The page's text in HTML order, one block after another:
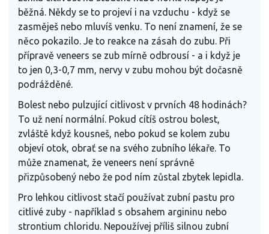
běžná. Někdy se to projeví i na vzduchu - když se
zasměješ nebo mluvíš venku. To není znamení, že se
něco pokazilo. Je to reakce na zásah do zubu. Při
přípravě veneers se zub mírně odbrousí - a i když je
to jen 0,3-0,7 mm, nervy v zubu mohou být dočasně
podrážděné.
Bolest nebo pulzující citlivost v prvních 48 hodinách?
To už není normální. Pokud cítíš ostrou bolest,
zvláště když kousneš, nebo pokud se kolem zubu
objeví otok, obrať se na svého zubního lékaře. To
může znamenat, že veneers není správně
přizpůsobený nebo že pod ním zůstal zbytek lepidla.
Pro lehkou citlivost stačí používat zubní pastu pro
citlivé zuby - například s obsahem argininu nebo
strontium chloridu. Nepoužívej příliš silnou zubní